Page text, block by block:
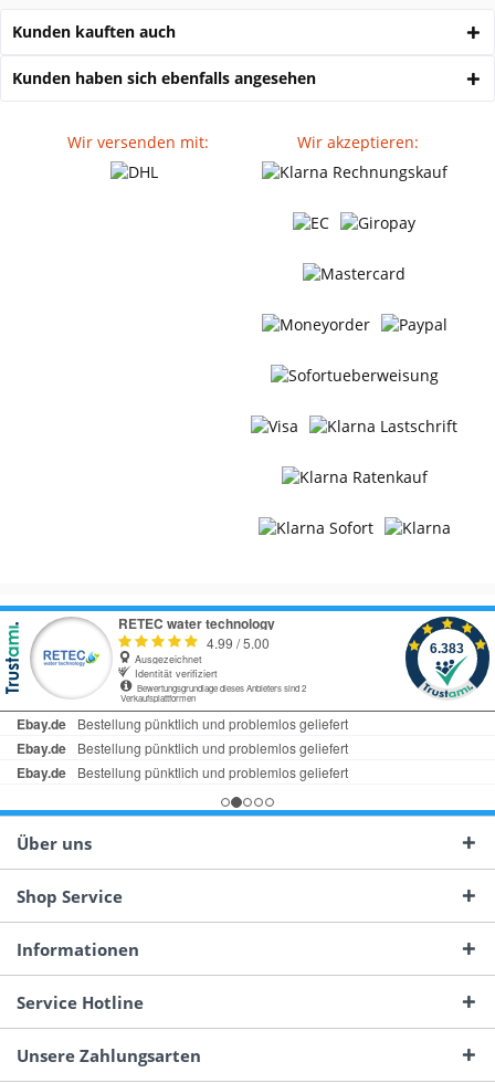
Kunden kauften auch
Kunden haben sich ebenfalls angesehen
Wir versenden mit: Wir akzeptieren:
Über uns
Shop Service
Informationen
Service Hotline
Unsere Zahlungsarten